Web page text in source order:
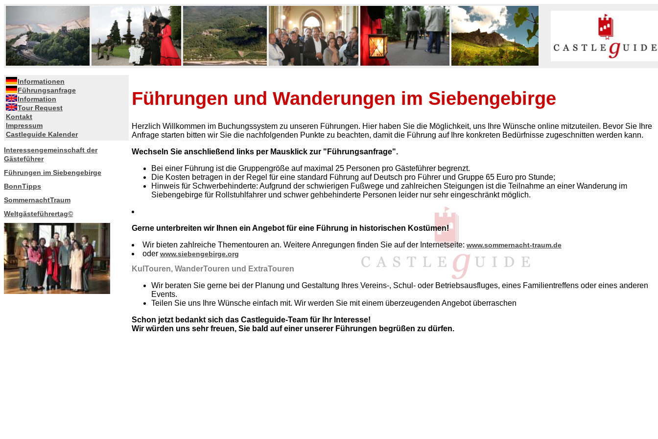
Informationen
Führungsanfrage
Information
Tour Request
Kontakt
Impressum
Castleguide Kalender
Interessengemeinschaft der
Gästeführer
Führungen im Siebengebirge
BonnTipps
SommernachtTraum
Weltgästeführertag©
Führungen und Wanderungen im Siebengebirge
Herzlich Willkommen im Buchungssystem zu unseren Führungen. Hier haben Sie die Möglichkeit, uns Ihre Wünsche online mitzuteilen. Bevor Sie Ihre
Anfrage starten bitten wir Sie die nachfolgenden Punkte zu beachten, damit die Führung auf Ihre konkreten Bedürfnisse zugeschnitten werden kann.
Wechseln Sie anschließend links per Mausklick zur "Führungsanfrage".
Bei einer Führung ist die Gruppengröße auf maximal 25 Personen pro Gästeführer begrenzt.
Die Kosten betragen in der Regel für eine standard Führung auf Deutsch pro Führer und Gruppe 65 Euro pro Stunde;
Hinweis für Schwerbehinderte: Aufgrund der schwierigen Fußwege und zahlreichen Steigungen ist die Teilnahme an einer Wanderung im
Siebengebirge für Rollstuhlfahrer und schwer gehbehinderte Personen leider nur sehr eingeschränkt möglich.
Gerne unterbreiten wir Ihnen ein Angebot für eine Führung in historischen Kostümen!
Wir bieten zahlreiche Thementouren an. Weitere Anregungen finden Sie auf der Internetseite: www.sommernacht-traum.de
oder www.siebengebirge.org
KulTouren, WanderTouren und ExtraTouren
Wir beraten Sie gerne bei der Planung und Gestaltung Ihres Vereins-, Schul- oder Betriebsausfluges, eines Familientreffens oder eines anderen
Events.
Teilen Sie uns Ihre Wünsche einfach mit. Wir werden Sie mit einem überzeugenden Angebot überraschen
Schon jetzt bedankt sich das Castleguide-Team für Ihr Interesse!
Wir würden uns sehr freuen, Sie bald auf einer unserer Führungen begrüßen zu dürfen.
//